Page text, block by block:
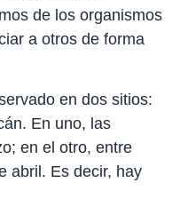
de los organismos
a otros de forma
en dos sitios:
En uno, las
en el otro, entre
abril. Es decir, hay